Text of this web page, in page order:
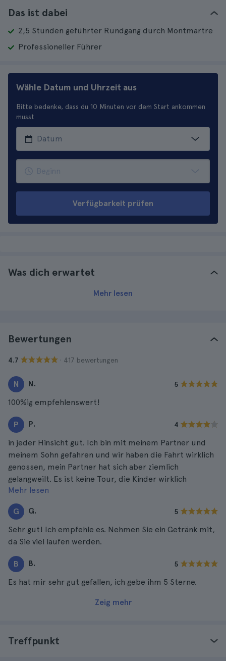
Das ist dabei
2,5 Stunden geführter Rundgang durch Montmartre
Professioneller Führer
Wähle Datum und Uhrzeit aus
Bitte bedenke, dass du 10 Minuten vor dem Start ankommen
musst
Verfügbarkeit prüfen
Was dich erwartet
Mehr lesen
Bewertungen
4.7 · 417 bewertungen
N N. 5
100%ig empfehlenswert!
P P. 4
in jeder Hinsicht gut. Ich bin mit meinem Partner und
meinem Sohn gefahren und wir haben die Fahrt wirklich
genossen, mein Partner hat sich aber ziemlich
gelangweilt. Es ist keine Tour, die Kinder wirklich
schätzen können. Ich bin jedoch mit einer Menge Wissen
zurückgekommen, das ich über einige berühmte
Persönlichkeiten der Geschichte nicht kannte.
Mehr lesen
G G. 5
Sehr gut! Ich empfehle es. Nehmen Sie ein Getränk mit,
da Sie viel laufen werden.
B B. 5
Es hat mir sehr gut gefallen, ich gebe ihm 5 Sterne.
Zeig mehr
Treffpunkt